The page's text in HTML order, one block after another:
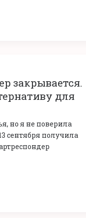
закрывается.
для
но я не поверила
сентября получила